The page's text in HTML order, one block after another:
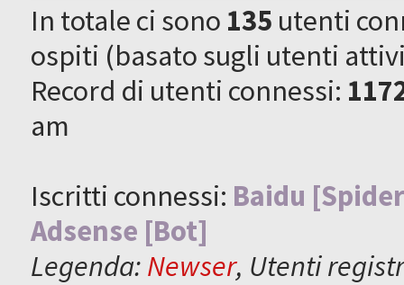
In totale ci sono 135 utenti
ospiti (basato sugli utenti
Record di utenti connessi:
am
Iscritti connessi: Baidu
Adsense [Bot]
Legenda:Newser, Utenti